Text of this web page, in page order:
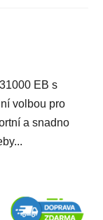
EB s
volbou pro
a snadno